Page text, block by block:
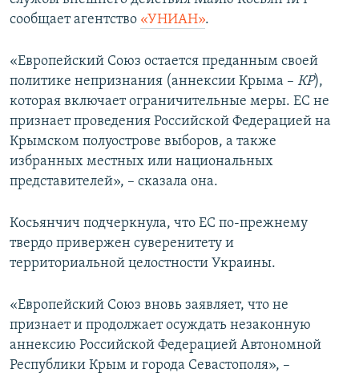
сообщает агентство «УНИАН».
«Европейский Союз остается преданным своей
политике непризнания (аннексии Крыма – КР),
которая включает ограничительные меры. ЕС не
признает проведения Российской Федерацией на
Крымском полуострове выборов, а также
избранных местных или национальных
представителей», – сказала она.
Косьянчич подчеркнула, что ЕС по-прежнему
твердо привержен суверенитету и
территориальной целостности Украины.
«Европейский Союз вновь заявляет, что не
признает и продолжает осуждать незаконную
аннексию Российской Федерацией Автономной
Республики Крым и города Севастополя», –